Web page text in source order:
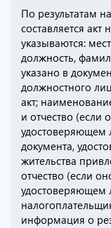
По результатам
составляется
указываются:
должность,
указано в
должностного
акт;
и отчество (если
удостоверяющем
документа,
жительства
отчество (если
удостоверяющем
информация о